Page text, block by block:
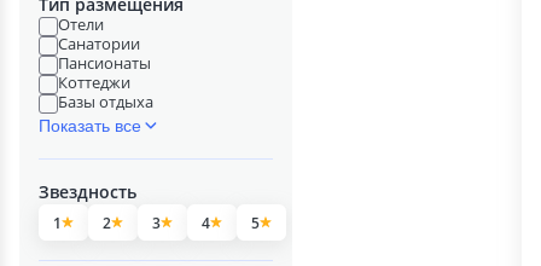
Отели
Санатории
Пансионаты
Коттеджи
Базы отдыха
Показать все
Звездность
1 2 3 4 5